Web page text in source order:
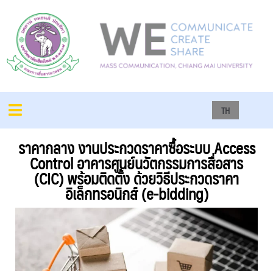
TH
ราคากลาง งานประกวดราคาซื้อระบบ Access
Control อาคารศูนย์นวัตกรรมการสื่อสาร
(CIC) พร้อมติดตั้ง ด้วยวิธีประกวดราคา
อิเล็กทรอนิกส์ (e-bidding)